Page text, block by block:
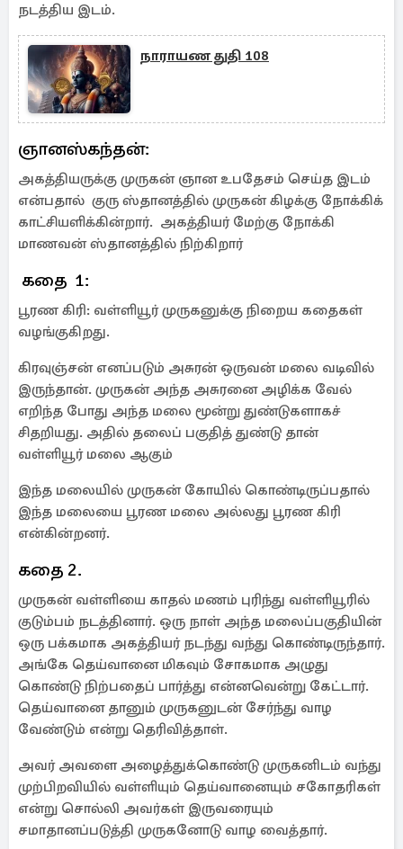
நடத்திய இடம்.
நாராயண துதி 108
ஞானஸ்கந்தன்:
அகத்தியருக்கு முருகன் ஞான உபதேசம் செய்த இடம்
என்பதால் குரு ஸ்தானத்தில் முருகன் கிழக்கு நோக்கிக்
காட்சியளிக்கின்றார். அகத்தியர் மேற்கு நோக்கி
மாணவன் ஸ்தானத்தில் நிற்கிறார்
கதை 1:
பூரண கிரி: வள்ளியூர் முருகனுக்கு நிறைய கதைகள்
வழங்குகிறது.
கிரவுஞ்சன் எனப்படும் அசுரன் ஒருவன் மலை வடிவில்
இருந்தான். முருகன் அந்த அசுரனை அழிக்க வேல்
எறிந்த போது அந்த மலை மூன்று துண்டுகளாகச்
சிதறியது. அதில் தலைப் பகுதித் துண்டு தான்
வள்ளியூர் மலை ஆகும்
இந்த மலையில் முருகன் கோயில் கொண்டிருப்பதால்
இந்த மலையை பூரண மலை அல்லது பூரண கிரி
என்கின்றனர்.
கதை 2.
முருகன் வள்ளியை காதல் மணம் புரிந்து வள்ளியூரில்
குடும்பம் நடத்தினார். ஒரு நாள் அந்த மலைப்பகுதியின்
ஒரு பக்கமாக அகத்தியர் நடந்து வந்து கொண்டிருந்தார்.
அங்கே தெய்வானை மிகவும் சோகமாக அழுது
கொண்டு நிற்பதைப் பார்த்து என்னவென்று கேட்டார்.
தெய்வானை தானும் முருகனுடன் சேர்ந்து வாழ
வேண்டும் என்று தெரிவித்தாள்.
அவர் அவளை அழைத்துக்கொண்டு முருகனிடம் வந்து
முற்பிறவியில் வள்ளியும் தெய்வானையும் சகோதரிகள்
என்று சொல்லி அவர்கள் இருவரையும்
சமாதானப்படுத்தி முருகனோடு வாழ வைத்தார்.